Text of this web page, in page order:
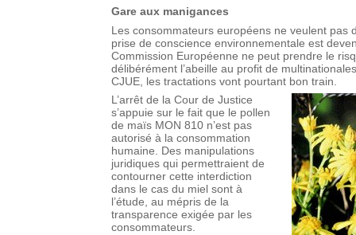
Gare aux manigances
Les consommateurs européens ne veulent pas
prise de conscience environnementale est
Commission Européenne ne peut prendre le
délibérément l’abeille au profit de
CJUE, les tractations vont pourtant bon train.
L’arrêt de la Cour de Justice
s’appuie sur le fait que le pollen
de maïs MON 810 n’est pas
autorisé à la consommation
humaine. Des manipulations
juridiques qui permettraient de
contourner cette interdiction
dans le cas du miel sont à
l’étude, au mépris de la
transparence exigée par les
consommateurs.